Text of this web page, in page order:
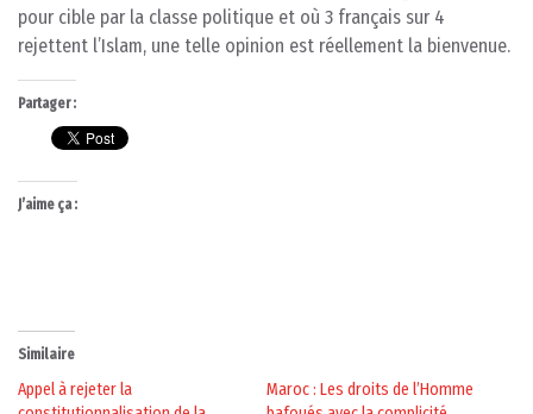
pour cible par la classe politique et où 3 français sur 4
rejettent l’Islam, une telle opinion est réellement la bienvenue.
Partager :
J’aime ça :
Similaire
Appel à rejeter la
Maroc : Les droits de l’Homme